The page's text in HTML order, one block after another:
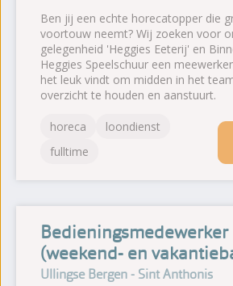
Ben jij een echte horecatopper die
voortouw neemt? Wij zoeken voor
gelegenheid 'Heggies Eeterij' en
Heggies Speelschuur een
het leuk vindt om midden in het
overzicht te houden en aanstuurt.
horeca
loondienst
fulltime
Bedieningsmedewerker
(weekend- en
Ullingse Bergen - Sint Anthonis